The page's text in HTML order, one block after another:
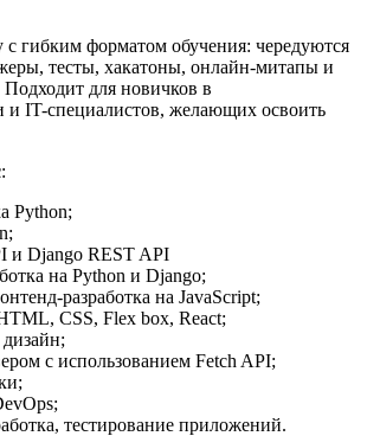
с гибким форматом обучения: чередуются
тесты, хакатоны, онлайн-митапы и
для новичков в
и IT-специалистов, желающих освоить
:
Python;
и Django REST API
на Python и Django;
разработка на JavaScript;
CSS, Flex box, React;
с использованием Fetch API;
тестирование приложений.